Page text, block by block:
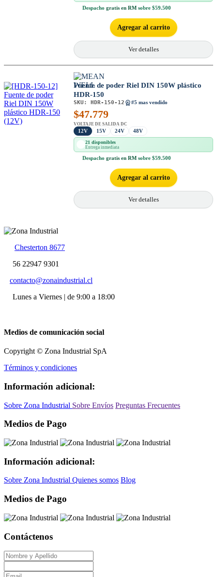
Despacho gratis en RM sobre $59.500
Agregar al carrito
Ver detalles
Fuente de poder Riel DIN 150W plástico
HDR-150
SKU: HDR-150-12 #5 mas vendido
$47.779
VOLTAJE DE SALIDA DC
12V 15V 24V 48V
21 disponibles
Entrega inmediata
Despacho gratis en RM sobre $59.500
Agregar al carrito
Ver detalles
Chesterton 8677
56 22947 9301
contacto@zonaindustrial.cl
Lunes a Viernes | de 9:00 a 18:00
Medios de comunicación social
Copyright © Zona Industrial SpA
Términos y condiciones
Información adicional:
Sobre Zona Industrial Sobre Envíos Preguntas Frecuentes
Medios de Pago
Información adicional:
Sobre Zona Industrial Quienes somos Blog
Medios de Pago
Contáctenos